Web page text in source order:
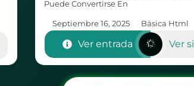
Puede Convertirse En
Septiembre 16, 2025 Básica Html
Ver entrada Ver